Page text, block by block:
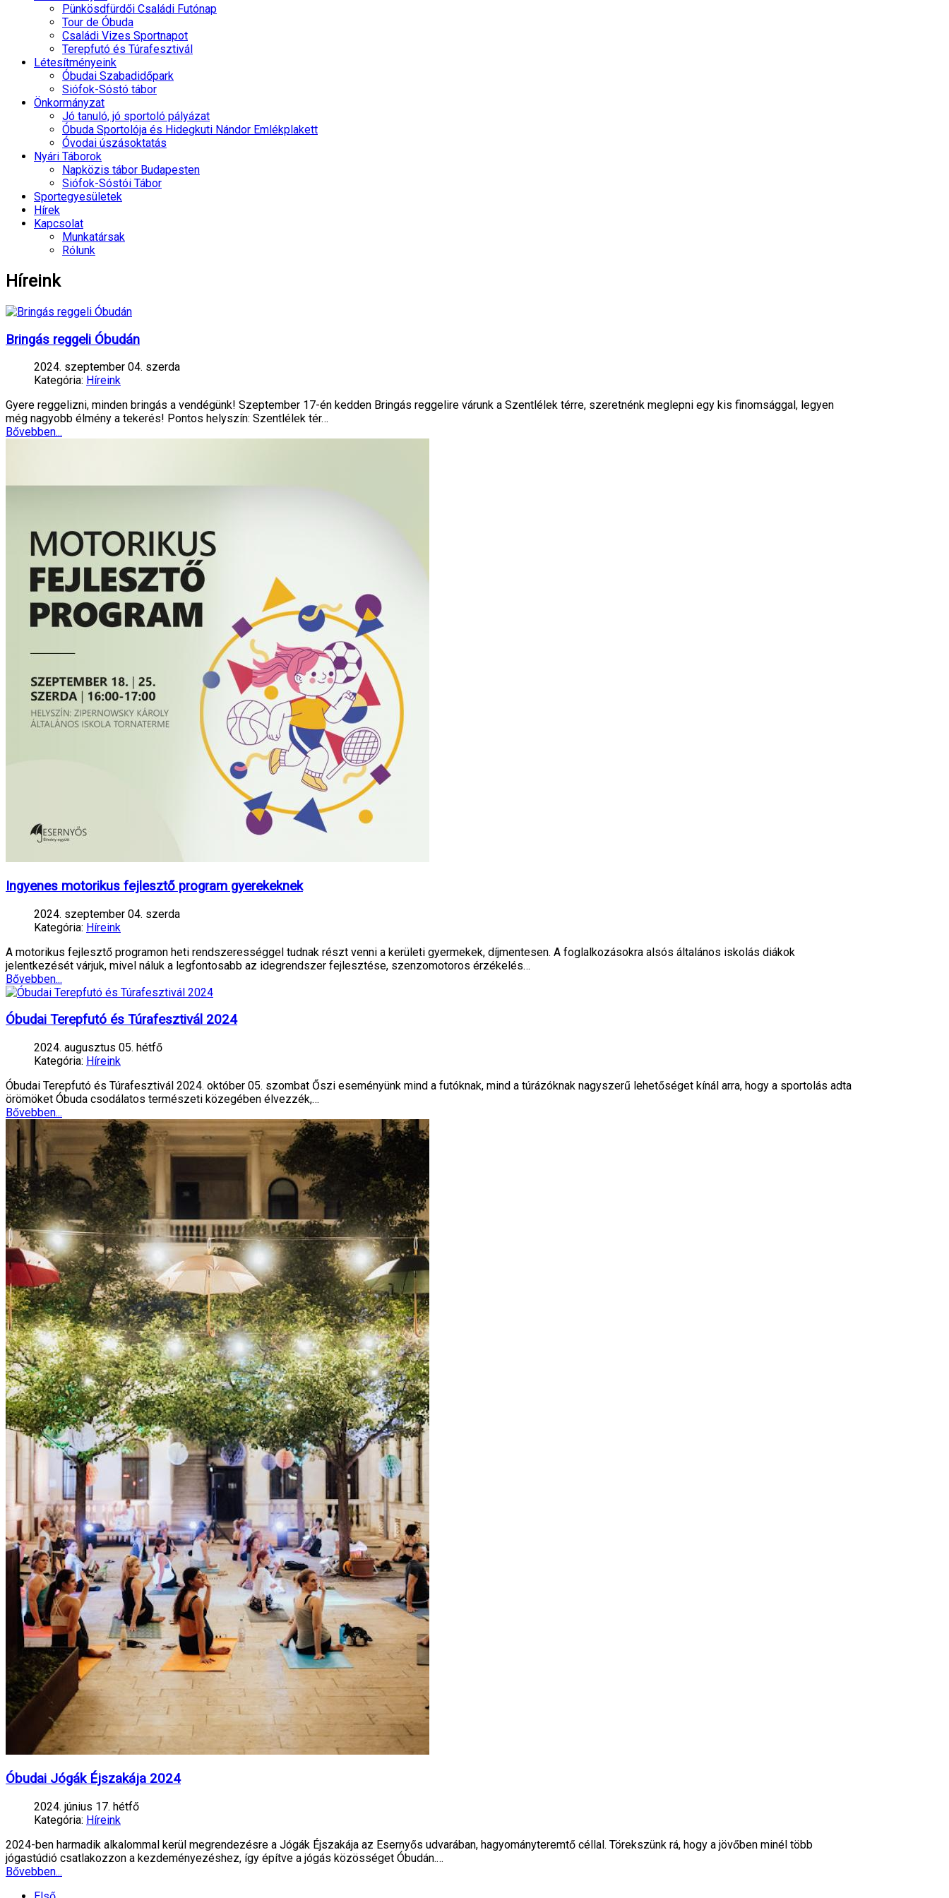
Pünkösdfürdői Családi Futónap
Tour de Óbuda
Családi Vizes Sportnapot
Terepfutó és Túrafesztivál
Létesítményeink
Óbudai Szabadidőpark
Siófok-Sóstó tábor
Önkormányzat
Jó tanuló, jó sportoló pályázat
Óbuda Sportolója és Hidegkuti Nándor Emlékplakett
Óvodai úszásoktatás
Nyári Táborok
Napközis tábor Budapesten
Siófok-Sóstói Tábor
Sportegyesületek
Hírek
Kapcsolat
Munkatársak
Rólunk
Híreink
Bringás reggeli Óbudán
2024. szeptember 04. szerda
Kategória: Híreink
Gyere reggelizni, minden bringás a vendégünk! Szeptember 17-én kedden Bringás reggelire várunk a Szentlélek térre, szeretnénk meglepni egy kis finomsággal, legyen
még nagyobb élmény a tekerés!️ Pontos helyszín: Szentlélek tér…
Bővebben...
Ingyenes motorikus fejlesztő program gyerekeknek
2024. szeptember 04. szerda
Kategória: Híreink
A motorikus fejlesztő programon heti rendszerességgel tudnak részt venni a kerületi gyermekek, díjmentesen. A foglalkozásokra alsós általános iskolás diákok
jelentkezését várjuk, mivel náluk a legfontosabb az idegrendszer fejlesztése, szenzomotoros érzékelés…
Bővebben...
Óbudai Terepfutó és Túrafesztivál 2024
2024. augusztus 05. hétfő
Kategória: Híreink
Óbudai Terepfutó és Túrafesztivál 2024. október 05. szombat Őszi eseményünk mind a futóknak, mind a túrázóknak nagyszerű lehetőséget kínál arra, hogy a sportolás adta
örömöket Óbuda csodálatos természeti közegében élvezzék,…
Bővebben...
Óbudai Jógák Éjszakája 2024
2024. június 17. hétfő
Kategória: Híreink
2024-ben harmadik alkalommal kerül megrendezésre a Jógák Éjszakája az Esernyős udvarában, hagyományteremtő céllal. Törekszünk rá, hogy a jövőben minél több
jógastúdió csatlakozzon a kezdeményezéshez, így építve a jógás közösséget Óbudán.…
Bővebben...